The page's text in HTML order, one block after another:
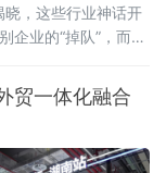
，这些行业神话开
业的“掉队”，而是
贸一体化融合